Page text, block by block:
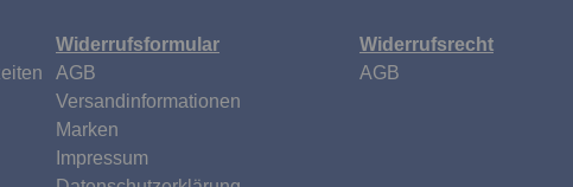
Widerrufsformular
AGB
Versandinformationen
Marken
Impressum
Widerrufsrecht
AGB